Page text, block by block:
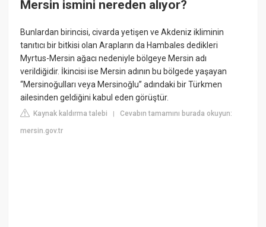
Mersin ismini nereden alıyor?
Bunlardan birincisi, civarda yetişen ve Akdeniz ikliminin
tanıtıcı bir bitkisi olan Arapların da Hambales dedikleri
Myrtus-Mersin ağacı nedeniyle bölgeye Mersin adı
verildiğidir. İkincisi ise Mersin adının bu bölgede yaşayan
“Mersinoğulları veya Mersinoğlu” adındaki bir Türkmen
ailesinden geldiğini kabul eden görüştür.
Kaynak kaldırma talebi |Cevabın tamamını burada okuyun:
mersin.gov.tr